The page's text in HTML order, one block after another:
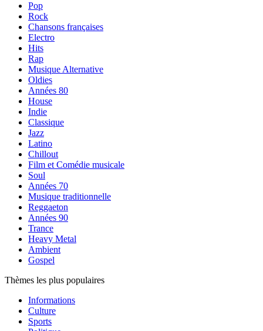
Pop
Rock
Chansons françaises
Electro
Hits
Rap
Musique Alternative
Oldies
Années 80
House
Indie
Classique
Jazz
Latino
Chillout
Film et Comédie musicale
Soul
Années 70
Musique traditionnelle
Reggaeton
Années 90
Trance
Heavy Metal
Ambient
Gospel
Thèmes les plus populaires
Informations
Culture
Sports